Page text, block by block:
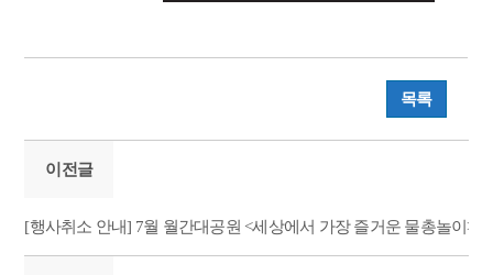
목록
이전글
[행사취소 안내] 7월 월간대공원 <세상에서 가장 즐거운 물총놀이>